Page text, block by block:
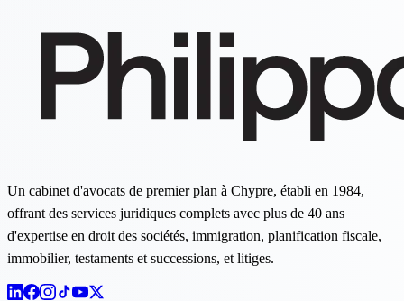
Un cabinet d'avocats de premier plan à Chypre, établi en 1984,
offrant des services juridiques complets avec plus de 40 ans
d'expertise en droit des sociétés, immigration, planification fiscale,
immobilier, testaments et successions, et litiges.